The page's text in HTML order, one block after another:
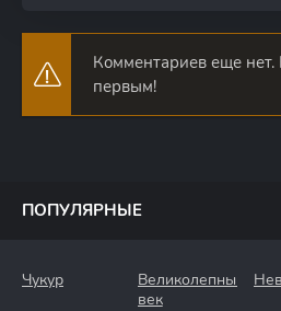
Комментариев еще
первым!
ПОПУЛЯРНЫЕ
Чукур
Великолепный
век